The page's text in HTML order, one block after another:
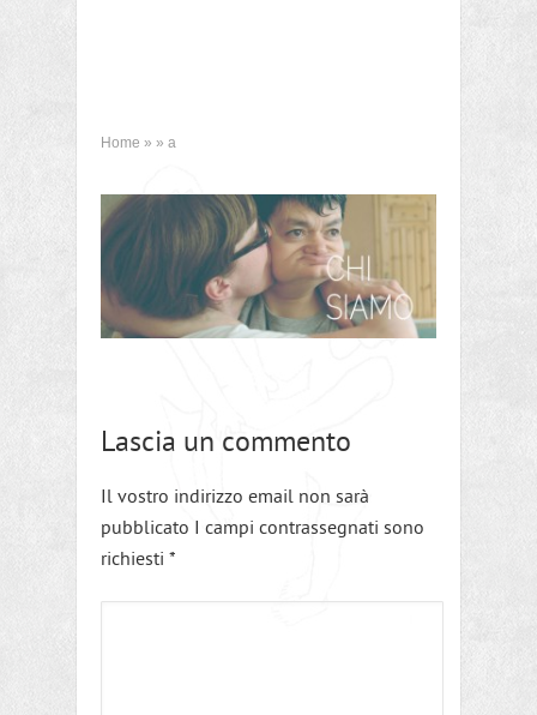
Home » » a
Lascia un commento
Il vostro indirizzo email non sarà
pubblicato I campi contrassegnati sono
richiesti *